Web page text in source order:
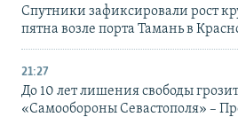
Спутники зафиксировали рост
пятна возле порта Тамань в
21:27
До 10 лет лишения свободы
«Самообороны Севастополя» –